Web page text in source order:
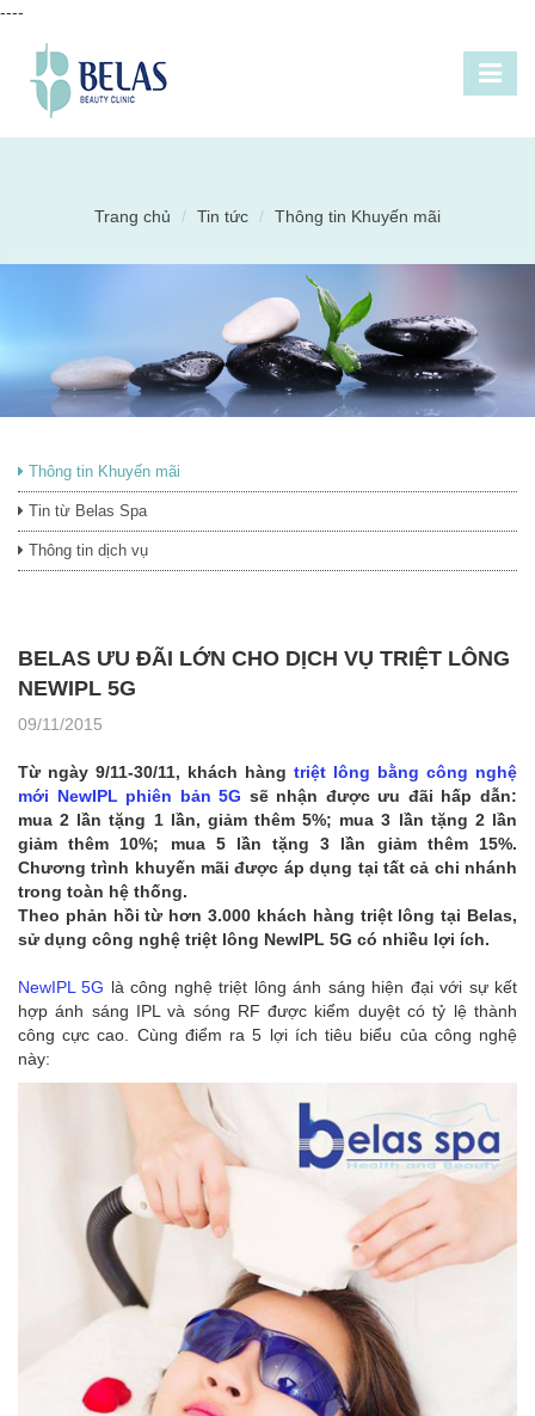
----
Trang chủ Tin tức Thông tin Khuyến mãi
Thông tin Khuyến mãi
Tin từ Belas Spa
Thông tin dịch vụ
BELAS ƯU ĐÃI LỚN CHO DỊCH VỤ TRIỆT LÔNG
NEWIPL 5G
09/11/2015
Từ ngày 9/11-30/11, khách hàng triệt lông bằng công nghệ
mới NewIPL phiên bản 5G sẽ nhận được ưu đãi hấp dẫn:
mua 2 lần tặng 1 lần, giảm thêm 5%; mua 3 lần tặng 2 lần
giảm thêm 10%; mua 5 lần tặng 3 lần giảm thêm 15%.
Chương trình khuyến mãi được áp dụng tại tất cả chi nhánh
trong toàn hệ thống.
Theo phản hồi từ hơn 3.000 khách hàng triệt lông tại Belas,
sử dụng công nghệ triệt lông NewIPL 5G có nhiều lợi ích.
NewIPL 5G là công nghệ triệt lông ánh sáng hiện đại với sự kết
hợp ánh sáng IPL và sóng RF được kiểm duyệt có tỷ lệ thành
công cực cao. Cùng điểm ra 5 lợi ích tiêu biểu của công nghệ
này: